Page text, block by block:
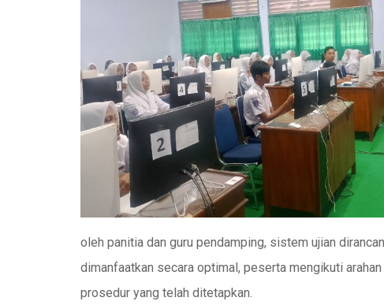
oleh panitia dan guru pendamping, sistem ujian
dimanfaatkan secara optimal, peserta mengikuti
prosedur yang telah ditetapkan.